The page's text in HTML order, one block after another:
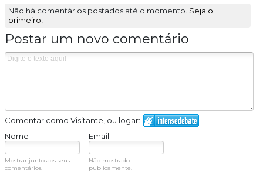
Não há comentários postados até o momento. Seja o
primeiro!
Postar um novo comentário
Comentar como Visitante, ou logar:
Nome
Email
Mostrar junto aos seus
comentários.
Não mostrado
publicamente.